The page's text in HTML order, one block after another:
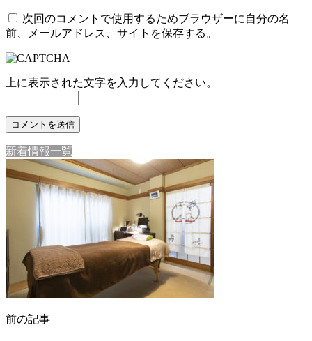
次回のコメントで使用するためブラウザーに自分の名
前、メールアドレス、サイトを保存する。
上に表示された文字を入力してください。
新着情報一覧
前の記事